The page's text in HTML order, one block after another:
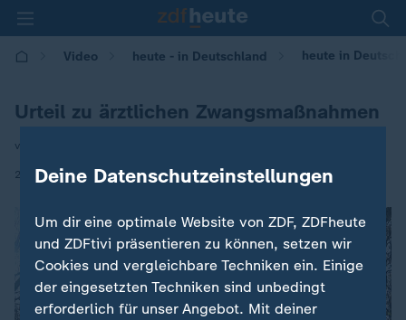
Video heute - in Deutschland heute in
Urteil zu ärztlichen Zwangsmaßnahmen
von Samuel Kirsch
26.11.2024 | 14:00
Deine Datenschutzeinstellungen
Um dir eine optimale Website von ZDF, ZDFheute
und ZDFtivi präsentieren zu können, setzen wir
Cookies und vergleichbare Techniken ein. Einige
der eingesetzten Techniken sind unbedingt
erforderlich für unser Angebot. Mit deiner